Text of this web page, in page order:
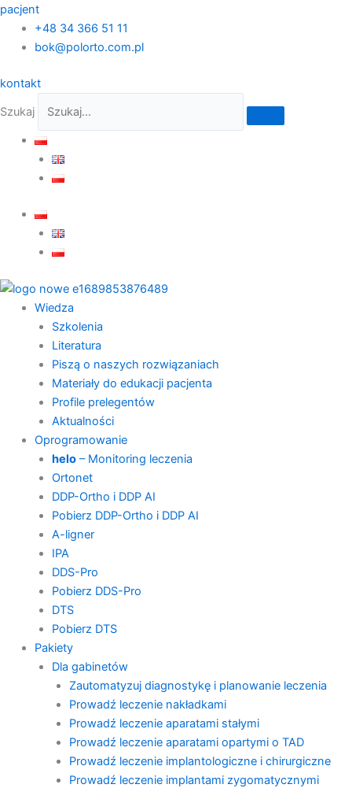
Przejdź
treści
pacjent
+48 34 366 51 11
bok@polorto.com.pl
kontakt
Szukaj
Wiedza
Szkolenia
Literatura
Piszą o naszych rozwiązaniach
Materiały do edukacji pacjenta
Profile prelegentów
Aktualności
Oprogramowanie
helo– Monitoring leczenia
Ortonet
DDP-Ortho i DDP AI
Pobierz DDP-Ortho i DDP AI
A-ligner
IPA
DDS-Pro
Pobierz DDS-Pro
DTS
Pobierz DTS
Pakiety
Dla gabinetów
Zautomatyzuj diagnostykę i planowanie leczenia
Prowadź leczenie nakładkami
Prowadź leczenie aparatami stałymi
Prowadź leczenie aparatami opartymi o TAD
Prowadź leczenie implantologiczne i chirurgiczne
Prowadź leczenie implantami zygomatycznymi